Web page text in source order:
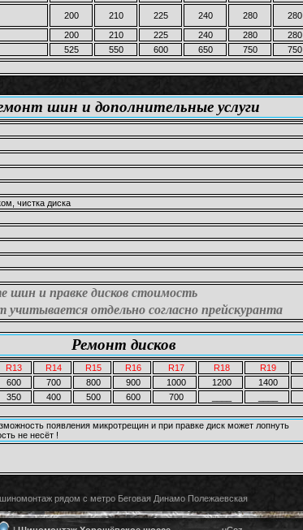
200 210 225 240 280 280
200 210 225 240 280 280
525 550 600 650 750 750
шин и дополнительные услуги
чистка диска
шин и правке дисков стоимость
отдельно согласно прейскуранта
Ремонт дисков
R13 R14 R15 R16 R17 R18 R19
600 700 800 900 1000 1200 1400
350 400 500 600 700
появления микротрещин и при правке диск может лопнуть
не несёт !
шиномонтаж рядом с метро Беговая Динамо Полежаевская